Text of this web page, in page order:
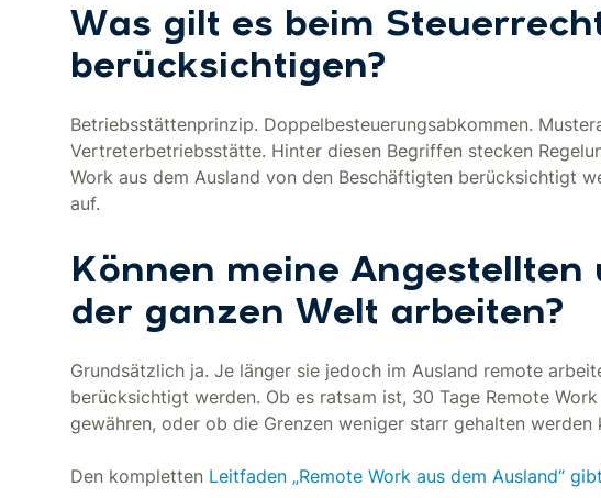
Was gilt es beim
berücksichtigen?
Betriebsstättenprinzip. Doppelbesteuerungsabkommen.
Vertreterbetriebsstätte. Hinter diesen Begriffen stecken
Work aus dem Ausland von den Beschäftigten berücksichtigt
auf.
Können meine
der ganzen Welt arbeiten?
Grundsätzlich ja. Je länger sie jedoch im Ausland remote
berücksichtigt werden. Ob es ratsam ist, 30 Tage Remote
gewähren, oder ob die Grenzen weniger starr gehalten
Den kompletten Leitfaden „Remote Work aus dem Ausland“